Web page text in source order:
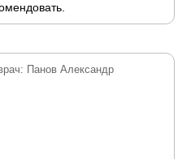
Панов Александр